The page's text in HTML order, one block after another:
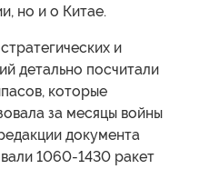
но и о Китае.
и
детально посчитали
которые
за месяцы войны
документа
1060-1430 ракет